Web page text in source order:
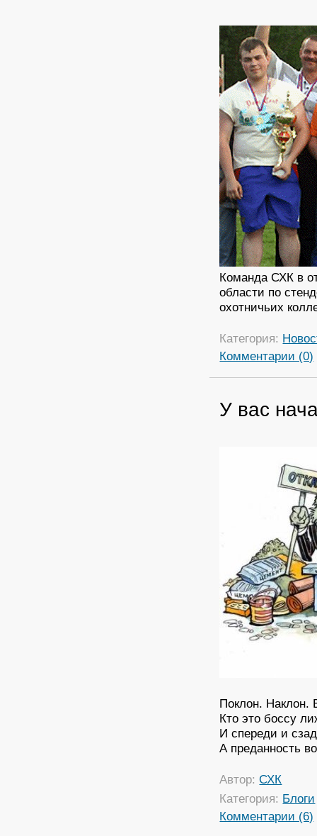
Команда СХК в
области по
охотничьих
Категория:
Комментарии (0)
У вас
Поклон. Наклон.
Кто это боссу
И спереди и
А преданность
Автор:СХК
Категория: Блоги
Комментарии (6)